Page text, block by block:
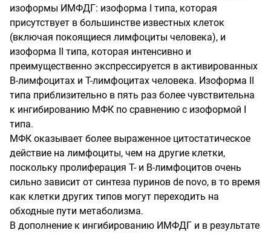
изоформы ИМФДГ: изоформа I типа, которая
присутствует в большинстве известных клеток
(включая покоящиеся лимфоциты человека), и
изоформа II типа, которая интенсивно и
преимущественно экспрессируется в активированных
В-лимфоцитах и Т-лимфоцитах человека. Изоформа II
типа приблизительно в пять раз более чувствительна
к ингибированию МФК по сравнению с изоформой I
типа.
МФК оказывает более выраженное цитостатическое
действие на лимфоциты, чем на другие клетки,
поскольку пролиферация Т- и В-лимфоцитов очень
сильно зависит от синтеза пуринов de novo, в то время
как клетки других типов могут переходить на
обходные пути метаболизма.
В дополнение к ингибированию ИМФДГ и в результате